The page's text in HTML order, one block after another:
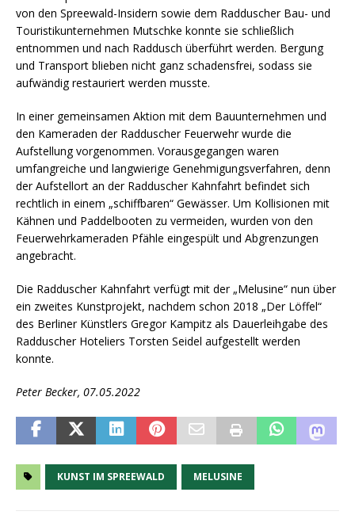
von den Spreewald-Insidern sowie dem Radduscher Bau- und
Touristikunternehmen Mutschke konnte sie schließlich
entnommen und nach Raddusch überführt werden. Bergung
und Transport blieben nicht ganz schadensfrei, sodass sie
aufwändig restauriert werden musste.
In einer gemeinsamen Aktion mit dem Bauunternehmen und
den Kameraden der Radduscher Feuerwehr wurde die
Aufstellung vorgenommen. Vorausgegangen waren
umfangreiche und langwierige Genehmigungsverfahren, denn
der Aufstellort an der Radduscher Kahnfahrt befindet sich
rechtlich in einem „schiffbaren“ Gewässer. Um Kollisionen mit
Kähnen und Paddelbooten zu vermeiden, wurden von den
Feuerwehrkameraden Pfähle eingespült und Abgrenzungen
angebracht.
Die Radduscher Kahnfahrt verfügt mit der „Melusine“ nun über
ein zweites Kunstprojekt, nachdem schon 2018 „Der Löffel“
des Berliner Künstlers Gregor Kampitz als Dauerleihgabe des
Radduscher Hoteliers Torsten Seidel aufgestellt werden
konnte.
Peter Becker, 07.05.2022
KUNST IM SPREEWALD MELUSINE